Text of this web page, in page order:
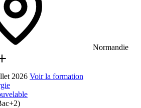
Normandie
2026 Voir la formation